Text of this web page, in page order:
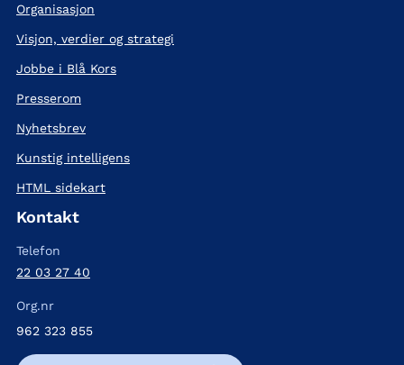
Organisasjon
Visjon, verdier og strategi
Jobbe i Blå Kors
Presserom
Nyhetsbrev
Kunstig intelligens
HTML sidekart
Kontakt
Telefon
22 03 27 40
Org.nr
962 323 855